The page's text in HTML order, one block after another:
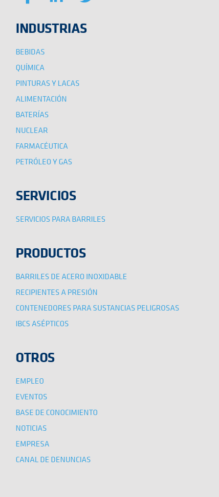
INDUSTRIAS
BEBIDAS
QUÍMICA
PINTURAS Y LACAS
ALIMENTACIÓN
BATERÍAS
NUCLEAR
FARMACÉUTICA
PETRÓLEO Y GAS
SERVICIOS
SERVICIOS PARA BARRILES
PRODUCTOS
BARRILES DE ACERO INOXIDABLE
RECIPIENTES A PRESIÓN
CONTENEDORES PARA SUSTANCIAS PELIGROSAS
IBCS ASÉPTICOS
OTROS
EMPLEO
EVENTOS
BASE DE CONOCIMIENTO
NOTICIAS
EMPRESA
CANAL DE DENUNCIAS